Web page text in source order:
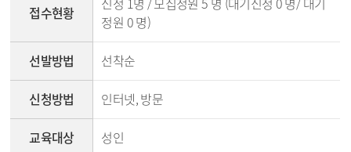
접수현황
정원 0 명)
선발방법 선착순
신청방법 인터넷, 방문
교육대상 성인